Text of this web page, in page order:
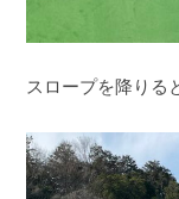
スロープを降りる